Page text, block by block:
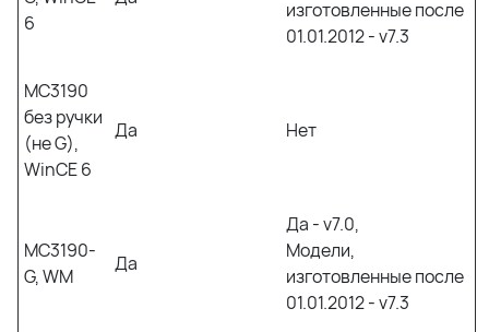
6
изготовленные после
01.01.2012 - v7.3
MC3190
без ручки
(не G),
WinCE 6
Да Нет
MC3190-
G, WM
Да
Да - v7.0,
Модели,
изготовленные после
01.01.2012 - v7.3